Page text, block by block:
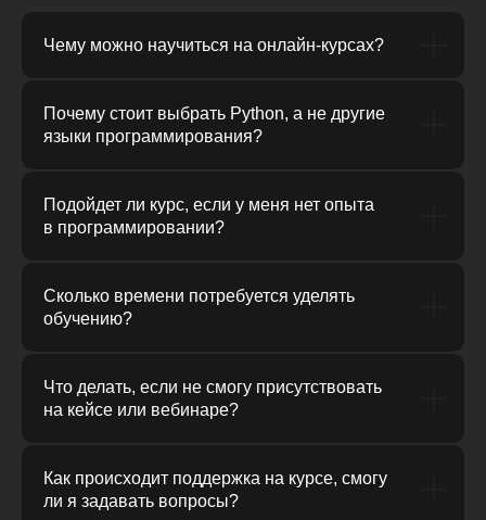
Чему можно научиться на онлайн-курсах?
Почему стоит выбрать Python, а не другие
языки программирования?
Подойдет ли курс, если у меня нет опыта
в программировании?
Сколько времени потребуется уделять
обучению?
Что делать, если не смогу присутствовать
на кейсе или вебинаре?
Как происходит поддержка на курсе, смогу
ли я задавать вопросы?